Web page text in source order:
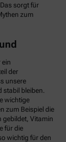
sorgt für
zum
ein
der
unsere
stabil bleiben.
wichtige
zum Beispiel die
gebildet, Vitamin
für die
wichtig für den